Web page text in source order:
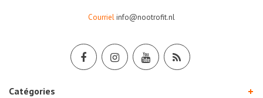
Courrielinfo@nootrofit.nl
Catégories